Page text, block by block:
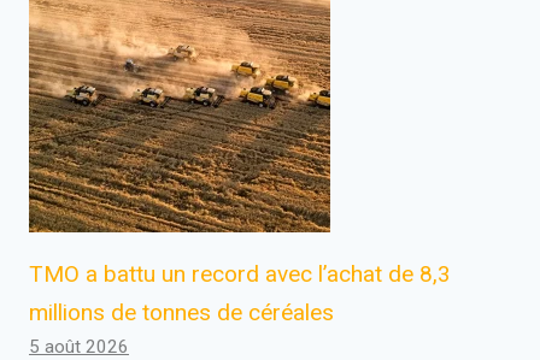
TMO a battu un record avec l’achat de 8,3
millions de tonnes de céréales
5 août 2026